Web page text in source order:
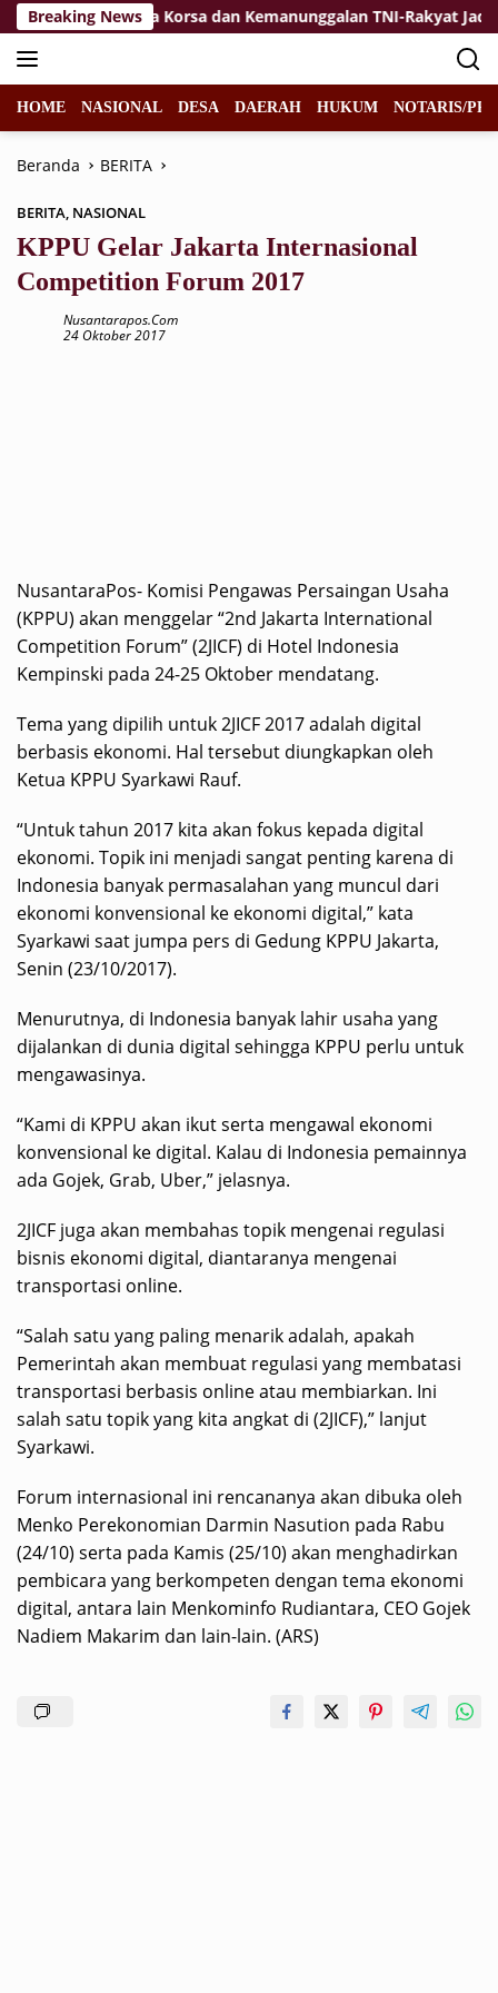
Langsung
ke
konten
Breaking NewsJiwa Korsa dan Kemanunggalan TNI-Rakyat Jadi
HOME NASIONAL DESA DAERAH HUKUM NOTARIS/
Beranda BERITA
BERITA, NASIONAL
KPPU Gelar Jakarta Internasional
Competition Forum 2017
Nusantarapos.com
24 Oktober 2017
NusantaraPos- Komisi Pengawas Persaingan Usaha
(KPPU) akan menggelar “2nd Jakarta International
Competition Forum” (2JICF) di Hotel Indonesia
Kempinski pada 24-25 Oktober mendatang.
Tema yang dipilih untuk 2JICF 2017 adalah digital
berbasis ekonomi. Hal tersebut diungkapkan oleh
Ketua KPPU Syarkawi Rauf.
“Untuk tahun 2017 kita akan fokus kepada digital
ekonomi. Topik ini menjadi sangat penting karena di
Indonesia banyak permasalahan yang muncul dari
ekonomi konvensional ke ekonomi digital,” kata
Syarkawi saat jumpa pers di Gedung KPPU Jakarta,
Senin (23/10/2017).
Menurutnya, di Indonesia banyak lahir usaha yang
dijalankan di dunia digital sehingga KPPU perlu untuk
mengawasinya.
“Kami di KPPU akan ikut serta mengawal ekonomi
konvensional ke digital. Kalau di Indonesia pemainnya
ada Gojek, Grab, Uber,” jelasnya.
2JICF juga akan membahas topik mengenai regulasi
bisnis ekonomi digital, diantaranya mengenai
transportasi online.
“Salah satu yang paling menarik adalah, apakah
Pemerintah akan membuat regulasi yang membatasi
transportasi berbasis online atau membiarkan. Ini
salah satu topik yang kita angkat di (2JICF),” lanjut
Syarkawi.
Forum internasional ini rencananya akan dibuka oleh
Menko Perekonomian Darmin Nasution pada Rabu
(24/10) serta pada Kamis (25/10) akan menghadirkan
pembicara yang berkompeten dengan tema ekonomi
digital, antara lain Menkominfo Rudiantara, CEO Gojek
Nadiem Makarim dan lain-lain. (ARS)